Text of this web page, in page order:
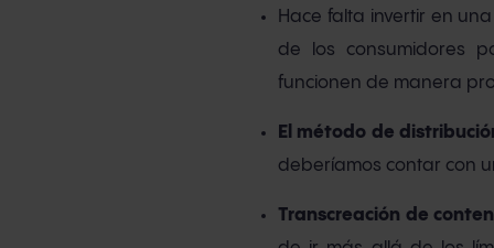
Hace falta invertir en
de los consumidores
funcionen de manera
El método de
deberíamos contar con
Transcreación de